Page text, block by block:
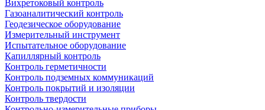
Вихретоковый контроль
Газоаналитический контроль
Геодезическое оборудование
Измерительный инструмент
Испытательное оборудование
Капиллярный контроль
Контроль герметичности
Контроль подземных коммуникаций
Контроль покрытий и изоляции
Контроль твердости